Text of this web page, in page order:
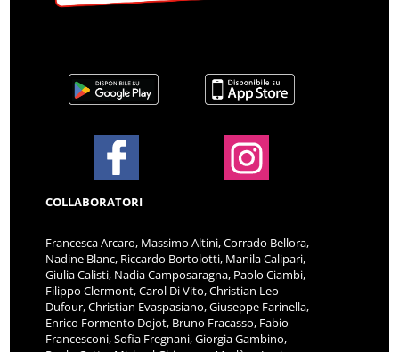
COLLABORATORI
Francesca Arcaro, Massimo Altini, Corrado Bellora,
Nadine Blanc, Riccardo Bortolotti, Manila Calipari,
Giulia Calisti, Nadia Camposaragna, Paolo Ciambi,
Filippo Clermont, Carol Di Vito, Christian Leo
Dufour, Christian Evaspasiano, Giuseppe Farinella,
Enrico Formento Dojot, Bruno Fracasso, Fabio
Francesconi, Sofia Fregnani, Giorgia Gambino,